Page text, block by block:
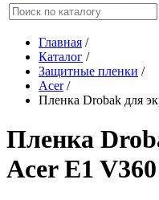
Главная /
Каталог /
Защитные пленки /
Acer/
Пленка Drobak для
Пленка
Acer E1 V360